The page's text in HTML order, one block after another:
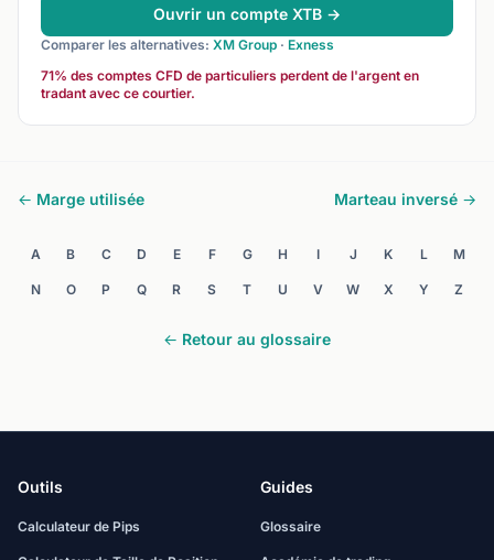
Ouvrir un compte XTB →
Comparer les alternatives: XM Group · Exness
71% des comptes CFD de particuliers perdent de l'argent en
tradant avec ce courtier.
← Marge utilisée Marteau inversé →
A B C D E F G H I J K L M
N O P Q R S T U V W X Y Z
← Retour au glossaire
Outils
Calculateur de Pips
Guides
Glossaire